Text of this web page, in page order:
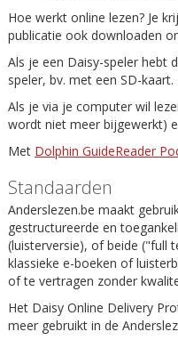
Hoe werkt online lezen? Je
publicatie ook downloaden
Als je een Daisy-speler hebt
speler, bv. met een SD-kaart.
Als je via je computer wil
wordt niet meer bijgewerkt)
Met Dolphin GuideReader
Standaarden
Anderslezen.be maakt
gestructureerde en
(luisterversie), of beide ("full
klassieke e-boeken of
of te vertragen zonder
Het Daisy Online Delivery
meer gebruikt in de